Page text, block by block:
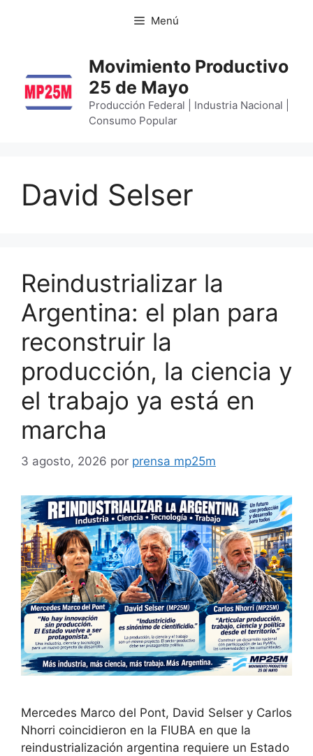
Menú
Movimiento Productivo
25 de Mayo
Producción Federal | Industria Nacional |
Consumo Popular
David Selser
Reindustrializar la
Argentina: el plan para
reconstruir la
producción, la ciencia y
el trabajo ya está en
marcha
3 agosto, 2026 por prensa mp25m
Mercedes Marco del Pont, David Selser y Carlos
Nhorri coincidieron en la FIUBA en que la
reindustrialización argentina requiere un Estado